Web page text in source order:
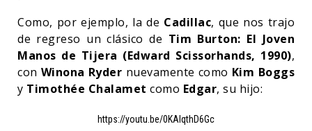
Como, por ejemplo, la de Cadillac, que nos trajo
de regreso un clásico de Tim Burton: El Joven
Manos de Tijera (Edward Scissorhands, 1990),
con Winona Ryder nuevamente como Kim Boggs
y Timothée Chalamet como Edgar, su hijo:
https://youtu.be/0KAlqthD6Gc